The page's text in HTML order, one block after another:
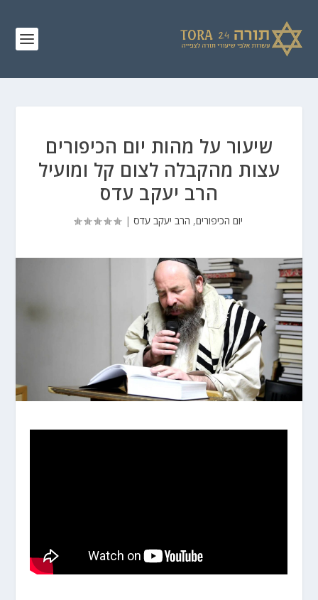
שיעור על מהות יום הכיפורים
עצות מהקבלה לצום קל ומועיל
הרב יעקב עדס
יום הכיפורים, הרב יעקב עדס |